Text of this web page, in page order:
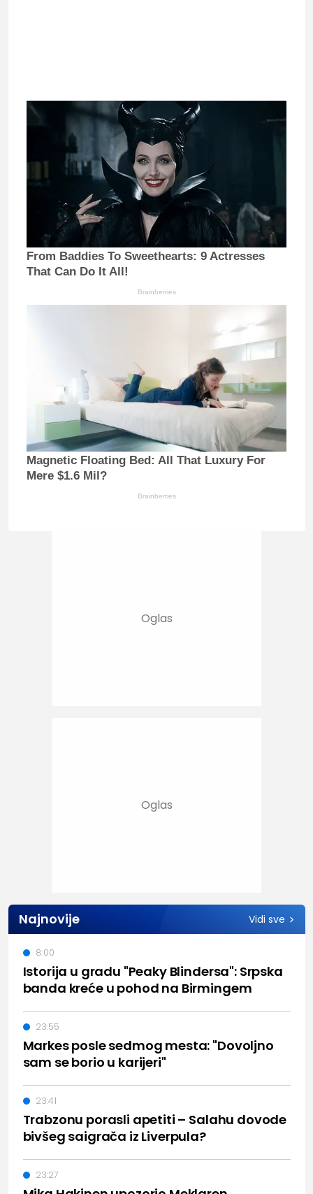
From Baddies To Sweethearts: 9 Actresses
That Can Do It All!
Brainberries
Magnetic Floating Bed: All That Luxury For
Mere $1.6 Mil?
Brainberries
Najnovije Vidi sve
Istorija u gradu "Peaky Blindersa": Srpska
banda kreće u pohod na Birmingem
8:00
Markes posle sedmog mesta: "Dovoljno
sam se borio u karijeri"
23:55
Trabzonu porasli apetiti – Salahu dovode
bivšeg saigrača iz Liverpula?
23:41
23:27